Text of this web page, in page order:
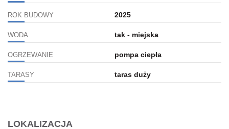
ROK BUDOWY 2025
WODA tak - miejska
OGRZEWANIE pompa ciepła
TARASY taras duży
LOKALIZACJA